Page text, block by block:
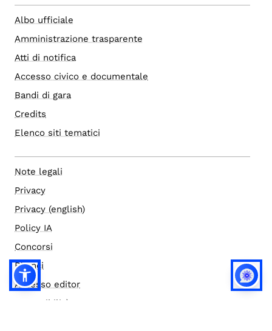
Albo ufficiale
Amministrazione trasparente
Atti di notifica
Accesso civico e documentale
Bandi di gara
Credits
Elenco siti tematici
Note legali
Privacy
Privacy (english)
Policy IA
Concorsi
Bilanci
Accesso editor
Accessibilità